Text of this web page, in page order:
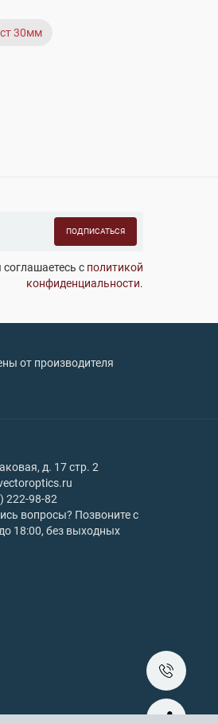
30мм
ПОДПИСАТЬСЯ
с политикой
конфиденциальности.
от производителя
д. 17 стр. 2
222-98-82
вопросы? Позвоните с
18:00, без выходных